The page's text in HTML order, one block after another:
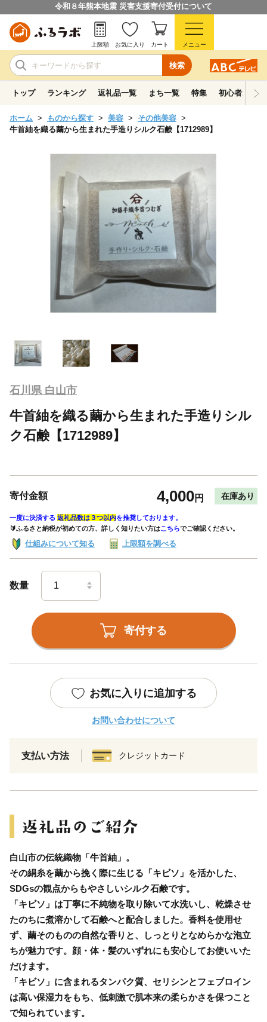
令和８年熊本地震 災害支援寄付受付について
検索
上限額 お気に入り カート メニュー
トップ ランキング 返礼品一覧 まち一覧 特集 初心者ガイド
ホーム ものから探す 美容
その他美容
牛首紬を織る繭から生まれた手造りシルク石鹸【1712989】
石川県 白山市
牛首紬を織る繭から生まれた手造りシル
ク石鹸【1712989】
寄付金額 4,000円 在庫あり
一度に決済する 返礼品数は３つ以内を推奨しております。
🔰ふるさと納税が初めての方、詳しく知りたい方はこちらでご確認ください。
仕組みについて知る 上限額を調べる
数量
寄付する
お気に入りに追加する
お問い合わせについて
支払い方法 クレジットカード
白山市の伝統織物「牛首紬」。
その絹糸を繭から挽く際に生じる「キビソ」を活かした、
SDGsの観点からもやさしいシルク石鹸です。
「キビソ」は丁寧に不純物を取り除いて水洗いし、乾燥させ
たのちに煮溶かして石鹸へと配合しました。香料を使用せ
ず、繭そのものの自然な香りと、しっとりとなめらかな泡立
ちが魅力です。顔・体・髪のいずれにも安心してお使いいた
だけます。
「キビソ」に含まれるタンパク質、セリシンとフェブロイン
は高い保湿力をもち、低刺激で肌本来の柔らかさを保つこと
で知られています。